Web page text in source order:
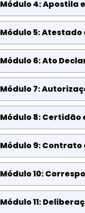
Módulo 4: Apostila
Módulo 5: Atestado
Módulo 6: Ato
Módulo 7:
Módulo 8: Certidão
Módulo 9: Contrato
Módulo 10:
Módulo 11: